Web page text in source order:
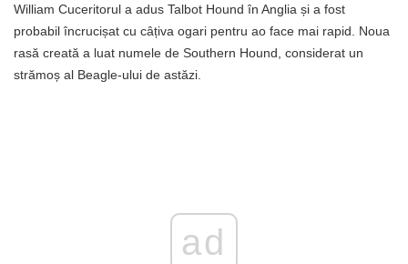
William Cuceritorul a adus Talbot Hound în Anglia și a fost
probabil încrucișat cu câțiva ogari pentru ao face mai rapid. Noua
rasă creată a luat numele de Southern Hound, considerat un
strămoș al Beagle-ului de astăzi.
ad